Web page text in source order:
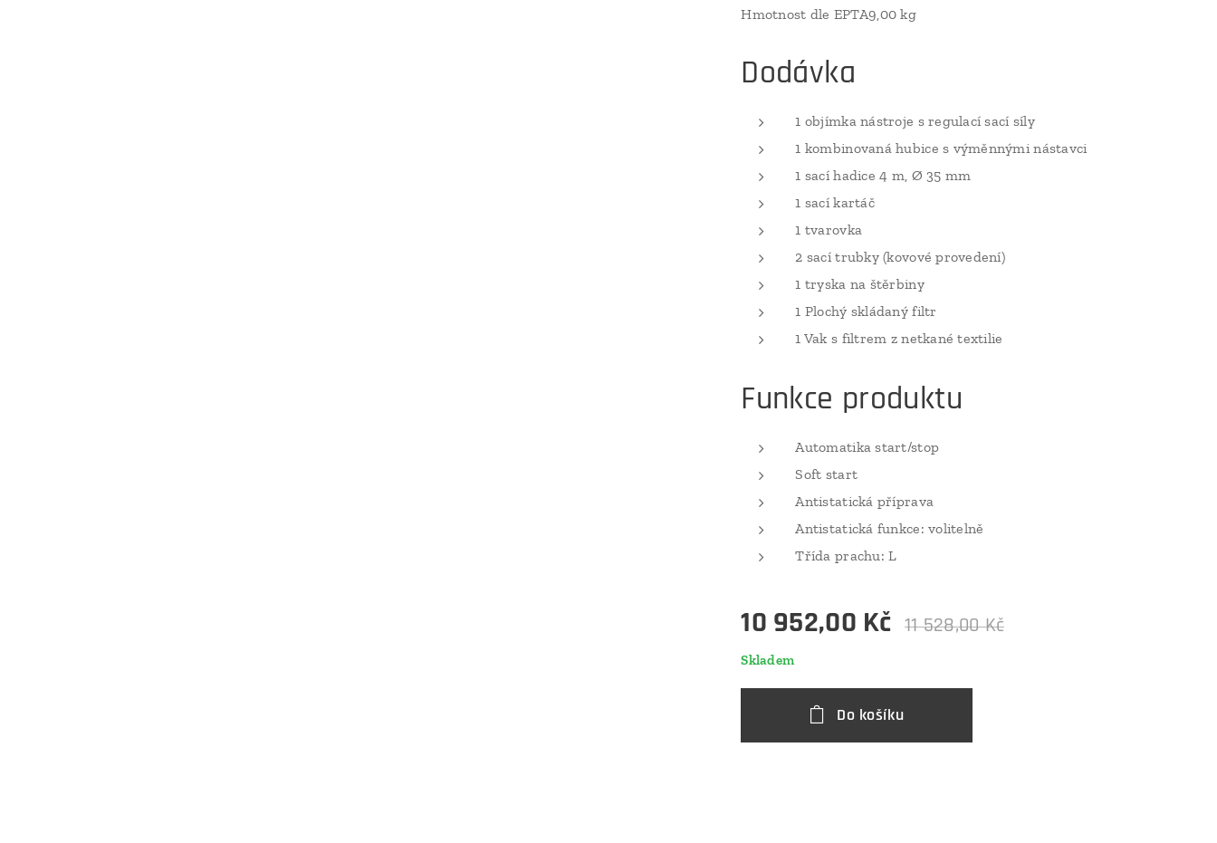
Hmotnost dle EPTA9,00 kg
Dodávka
1 objímka nástroje s regulací sací síly
1 kombinovaná hubice s výměnnými nástavci
1 sací hadice 4 m, Ø 35 mm
1 sací kartáč
1 tvarovka
2 sací trubky (kovové provedení)
1 tryska na štěrbiny
1 Plochý skládaný filtr
1 Vak s filtrem z netkané textilie
Funkce produktu
Automatika start/stop
Soft start
Antistatická příprava
Antistatická funkce: volitelně
Třída prachu: L
10 952,00 Kč 11 528,00Kč
Skladem
Do košíku